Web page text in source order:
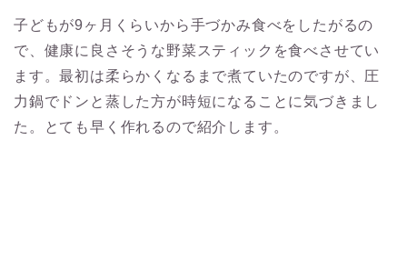
子どもが9ヶ月くらいから手づかみ食べをしたがるの
で、健康に良さそうな野菜スティックを食べさせてい
ます。最初は柔らかくなるまで煮ていたのですが、圧
力鍋でドンと蒸した方が時短になることに気づきまし
た。とても早く作れるので紹介します。